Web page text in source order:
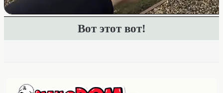
Вот этот вот!